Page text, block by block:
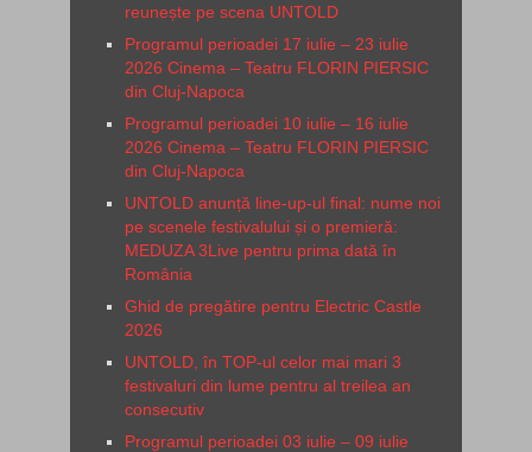
reunește pe scena UNTOLD
Programul perioadei 17 iulie – 23 iulie
2026 Cinema – Teatru FLORIN PIERSIC
din Cluj-Napoca
Programul perioadei 10 iulie – 16 iulie
2026 Cinema – Teatru FLORIN PIERSIC
din Cluj-Napoca
UNTOLD anunță line-up-ul final: nume noi
pe scenele festivalului și o premieră:
MEDUZA 3Live pentru prima dată în
România
Ghid de pregătire pentru Electric Castle
2026
UNTOLD, în TOP-ul celor mai mari 3
festivaluri din lume pentru al treilea an
consecutiv
Programul perioadei 03 iulie – 09 iulie